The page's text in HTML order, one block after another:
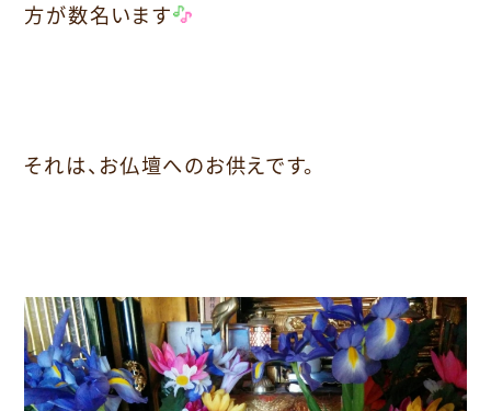
方が数名います
それは、お仏壇へのお供えです。